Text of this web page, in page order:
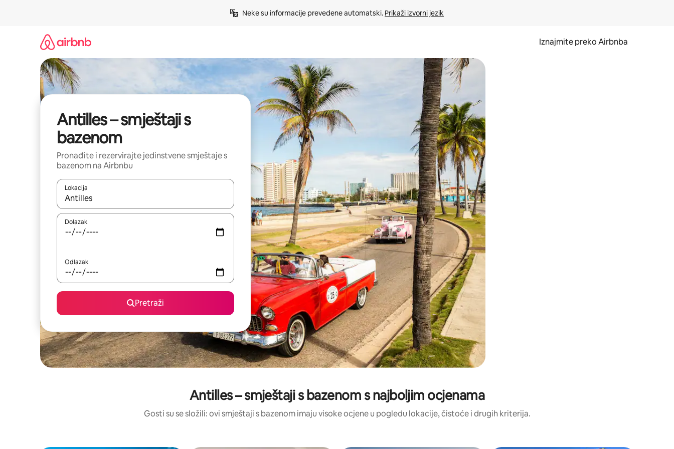
Neke su informacije prevedene automatski. Prikaži izvorni jezik
Iznajmite preko Airbnba
Antilles – smještaji s
bazenom
Pronađite i rezervirajte jedinstvene smještaje s
bazenom na Airbnbu
Lokacija
Kada budu dostupni rezultati, moći ćete ih pregledati koristeći se strelicama prema gore i prema dolje, kao i dodirom ili prelaskom prstom po zaslonu.
Dolazak
Odlazak
Pretraži
Antilles – smještaji s bazenom s najboljim ocjenama
Gosti su se složili: ovi smještaji s bazenom imaju visoke ocjene u pogledu lokacije, čistoće i drugih kriterija.